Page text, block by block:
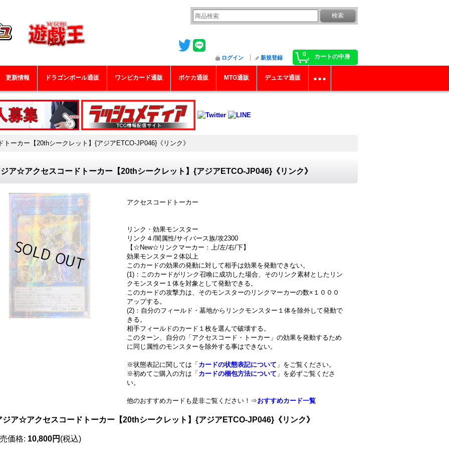
0 カートの中身
ログイン 新規登録
更新情報 ドラゴンボール通販 ワンピカード通販 ポケカ通販 MTG通販 デュエマ通販
ーカー【20thシークレット】{アジアETCO-JP046}《リンク》
ア☆アクセスコードトーカー【20thシークレット】{アジアETCO-JP046}《リンク》
アクセスコードトーカー
リンク・効果モンスター
リンク４/闇属性/サイバース族/攻2300
【☆New☆リンクマーカー：上/左/右/下】
効果モンスター２体以上
このカードの効果の発動に対して相手は効果を発動できない。
(1)：このカードがリンク召喚に成功した場合、そのリンク素材としたリン
クモンスター１体を対象として発動できる。
このカードの攻撃力は、そのモンスターのリンクマーカーの数×１０００
アップする。
(2)：自分のフィールド・墓地からリンクモンスター１体を除外して発動で
きる。
相手フィールドのカード１枚を選んで破壊する。
このターン、自分の「アクセスコード・トーカー」の効果を発動するため
に同じ属性のモンスターを除外する事はできない。
※状態表記に関しては「 カードの状態表記について 」をご覧ください。
※初めてご購入の方は「 カードの梱包方法について 」を必ずご覧くださ
い。
他のおすすめカードも是非ご覧ください！⇒おすすめカード一覧
ア☆アクセスコードトーカー【20thシークレット】{アジアETCO-JP046}《リンク》
価格: 10,800円 (税込)